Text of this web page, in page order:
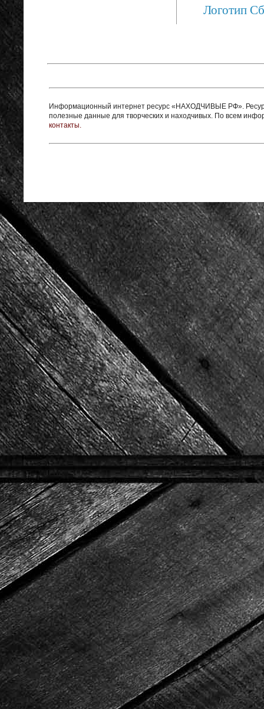
Логотип
Информационный интернет ресурс «НАХОДЧИВЫЕ РФ».
полезные данные для творческих и находчивых. По всем
контакты.